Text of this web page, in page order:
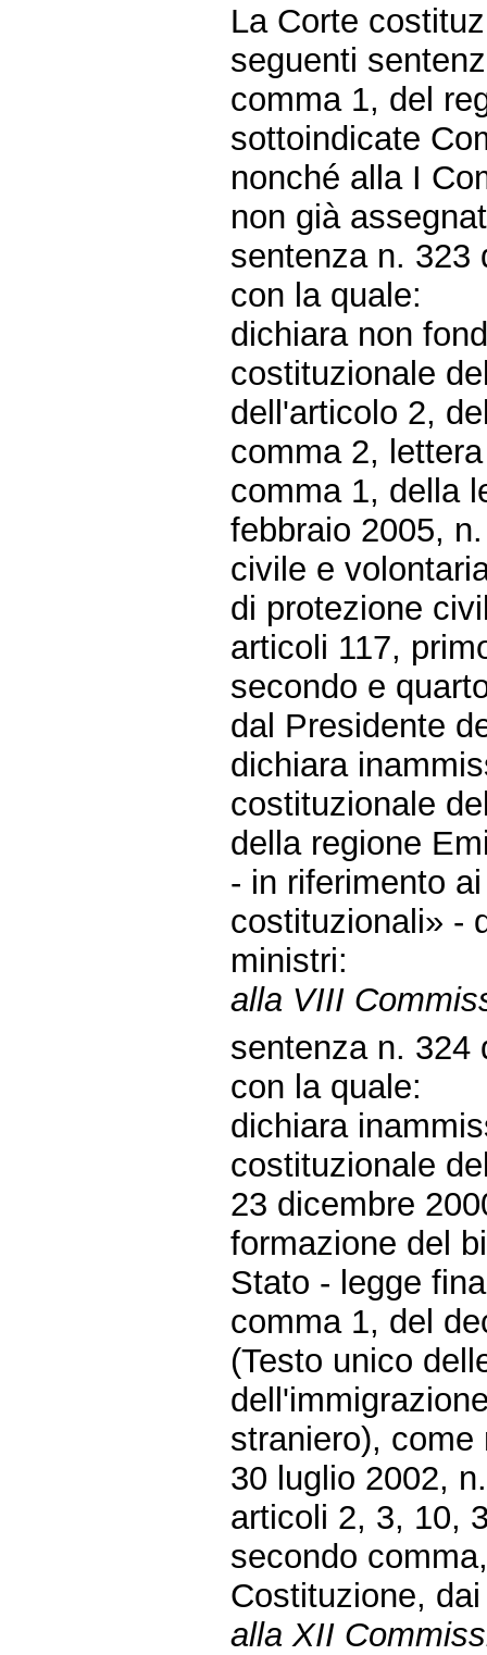
La Corte
seguenti
comma 1, del
sottoindicate
nonché alla I
non già
sentenza n. 323
con la quale:
dichiara non
costituzionale
dell'articolo 2,
comma 2,
comma 1, della
febbraio 2005,
civile e
di protezione
articoli 117,
secondo e
dal Presidente
dichiara
costituzionale
della regione
- in riferimento
costituzionali» -
ministri:
alla VIII
sentenza n. 324
con la quale:
dichiara
costituzionale
23 dicembre
formazione del
Stato - legge
comma 1, del
(Testo unico
straniero),
30 luglio 2002,
articoli 2, 3, 10,
secondo
Costituzione,
alla XII